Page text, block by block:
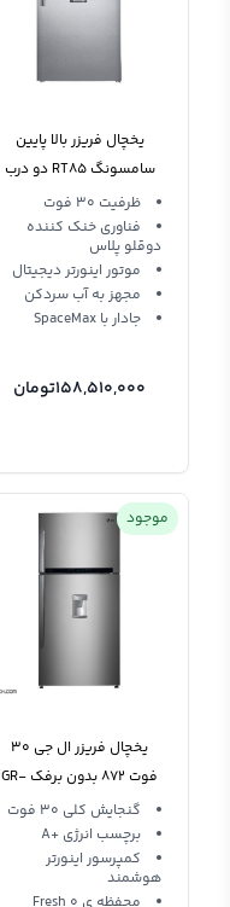
یخچال فریزر بالا پایین
سامسونگ RT85 دو درب
30 فوت اینورتر
ظرفیت 30 فوت
فناوری خنک کننده
دوقلو پلاس
موتور اینورتر دیجیتال
مجهز به آب سردکن
جادار با SpaceMax
158,510,000تومان
موجود
یخچال فریزر ال جی 30
فوت 872 بدون برفک GR-
F872HLHU
گنجایش کلی 30 فوت
برچسب انرژی +A
کمپرسور اینورتر
هوشمند